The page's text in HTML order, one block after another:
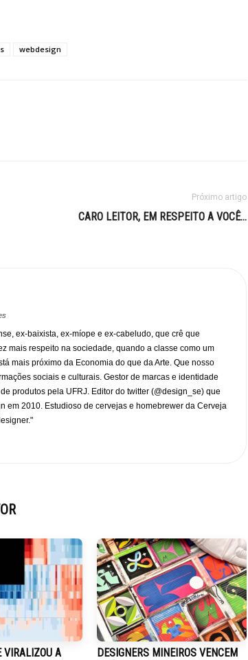
webdesign
Próximo artigo
CARO LEITOR, EM RESPEITO A VOCÊ…
ex-baixista, ex-míope e ex-cabeludo, que crê que
mais respeito na sociedade, quando a classe como um
mais próximo da Economia do que da Arte. Que nosso
sociais e culturais. Gestor de marcas e identidade
produtos pela UFRJ. Editor do twitter (@design_se) que
em 2010. Estudioso de cervejas e homebrewer da Cerveja
VIRALIZOU A
DESIGNERS MINEIROS VENCEM